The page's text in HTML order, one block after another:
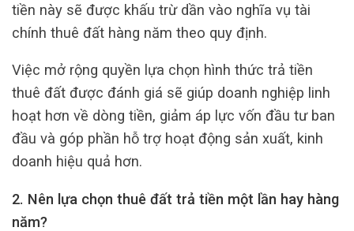
tiền này sẽ được khấu trừ dần vào nghĩa vụ tài
chính thuê đất hàng năm theo quy định.
Việc mở rộng quyền lựa chọn hình thức trả tiền
thuê đất được đánh giá sẽ giúp doanh nghiệp linh
hoạt hơn về dòng tiền, giảm áp lực vốn đầu tư ban
đầu và góp phần hỗ trợ hoạt động sản xuất, kinh
doanh hiệu quả hơn.
2. Nên lựa chọn thuê đất trả tiền một lần hay hàng
năm?